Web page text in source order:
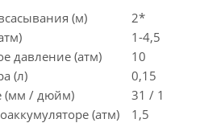
(м)
2*
1-4,5
давление (атм)
10
(л)
0,15
(мм / дюйм)
31 / 1
(атм)
1,5